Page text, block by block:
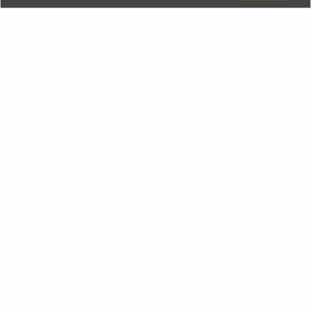
2 autres dates)